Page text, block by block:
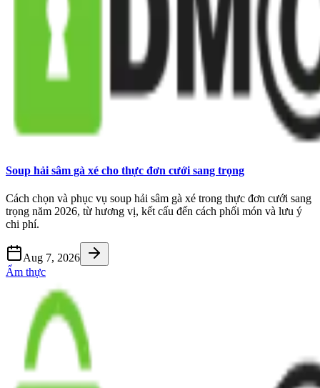
Soup hải sâm gà xé cho thực đơn cưới sang trọng
Cách chọn và phục vụ soup hải sâm gà xé trong thực đơn cưới sang
trọng năm 2026, từ hương vị, kết cấu đến cách phối món và lưu ý
chi phí.
Aug 7, 2026
Ẩm thực